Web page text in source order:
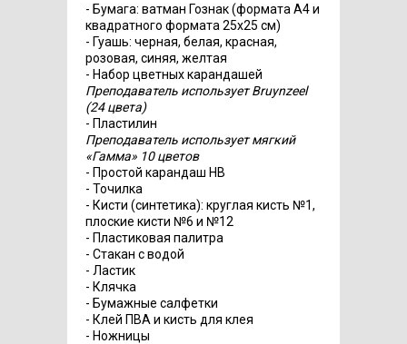
- Бумага: ватман Гознак (формата А4 и
квадратного формата 25х25 см)
- Гуашь: черная, белая, красная,
розовая, синяя, желтая
- Набор цветных карандашей
Преподаватель использует Bruynzeel
(24 цвета)
- Пластилин
Преподаватель использует мягкий
«Гамма» 10 цветов
- Простой карандаш НВ
- Точилка
- Кисти (синтетика): круглая кисть №1,
плоские кисти №6 и №12
- Пластиковая палитра
- Стакан с водой
- Ластик
- Клячка
- Бумажные салфетки
- Клей ПВА и кисть для клея
- Ножницы